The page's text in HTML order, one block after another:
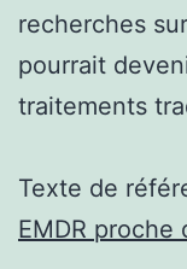
recherches
pourrait
traitements
Texte de
EMDR proche